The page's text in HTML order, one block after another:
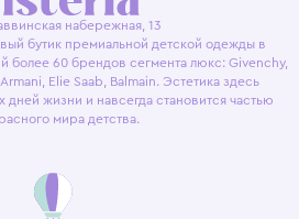
набережная, 13
бутик премиальной детской одежды в
более 60 брендов сегмента люкс: Givenchy,
Elie Saab, Balmain. Эстетика здесь
дней жизни и навсегда становится частью
мира детства.